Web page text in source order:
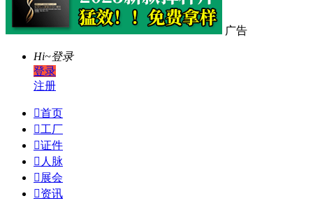
广告
Hi~登录
登录
注册
首页
工厂
证件
 人脉
 展会
资讯